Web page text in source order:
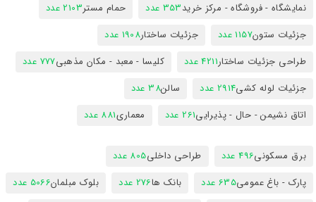
نمایشگاه - فروشگاه - مرکز خرید353 عدد حمام مستر2103 عدد
جزئیات ستون1157 عدد جزئیات ساختار1908 عدد
طراحی جزئیات ساختار4211 عدد کلیسا - معبد - مکان مذهبی777 عدد
جزئیات لوله کشی2914 عدد سالن38 عدد
اتاق نشیمن - حال - پذیرایی261 عدد معماری881 عدد
برق مسکونی496 عدد طراحی داخلی805 عدد
پارک - باغ عمومی635 عدد بانک ها276 عدد بلوک مبلمان5066 عدد